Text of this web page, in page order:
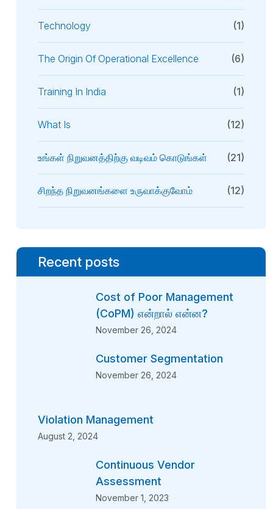
Technology (1)
The Origin Of Operational Excellence (6)
Training In India (1)
What Is (12)
உங்கள் நிறுவனத்திற்கு வடிவம் கொடுங்கள் (21)
சிறந்த நிறுவனங்களை உருவாக்குவோம் (12)
Recent posts
Cost of Poor Management
(CoPM) என்றால் என்ன?
November 26, 2024
Customer Segmentation
November 26, 2024
Violation Management
August 2, 2024
Continuous Vendor
Assessment
November 1, 2023